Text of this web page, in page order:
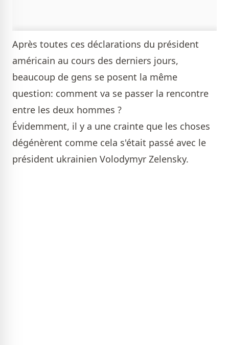
Après toutes ces déclarations du président
américain au cours des derniers jours,
beaucoup de gens se posent la même
question: comment va se passer la rencontre
entre les deux hommes ?
Évidemment, il y a une crainte que les choses
dégénèrent comme cela s'était passé avec le
président ukrainien Volodymyr Zelensky.